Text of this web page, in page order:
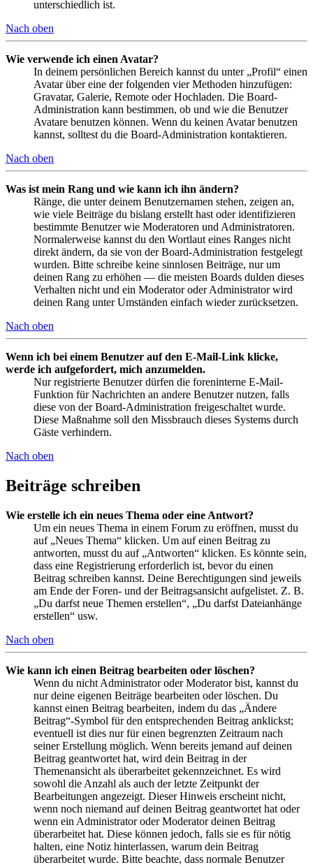
unterschiedlich ist.
Nach oben
Wie verwende ich einen Avatar?
In deinem persönlichen Bereich kannst du unter „Profil“ einen
Avatar über eine der folgenden vier Methoden hinzufügen:
Gravatar, Galerie, Remote oder Hochladen. Die Board-
Administration kann bestimmen, ob und wie die Benutzer
Avatare benutzen können. Wenn du keinen Avatar benutzen
kannst, solltest du die Board-Administration kontaktieren.
Nach oben
Was ist mein Rang und wie kann ich ihn ändern?
Ränge, die unter deinem Benutzernamen stehen, zeigen an,
wie viele Beiträge du bislang erstellt hast oder identifizieren
bestimmte Benutzer wie Moderatoren und Administratoren.
Normalerweise kannst du den Wortlaut eines Ranges nicht
direkt ändern, da sie von der Board-Administration festgelegt
wurden. Bitte schreibe keine sinnlosen Beiträge, nur um
deinen Rang zu erhöhen — die meisten Boards dulden dieses
Verhalten nicht und ein Moderator oder Administrator wird
deinen Rang unter Umständen einfach wieder zurücksetzen.
Nach oben
Wenn ich bei einem Benutzer auf den E-Mail-Link klicke,
werde ich aufgefordert, mich anzumelden.
Nur registrierte Benutzer dürfen die foreninterne E-Mail-
Funktion für Nachrichten an andere Benutzer nutzen, falls
diese von der Board-Administration freigeschaltet wurde.
Diese Maßnahme soll den Missbrauch dieses Systems durch
Gäste verhindern.
Nach oben
Beiträge schreiben
Wie erstelle ich ein neues Thema oder eine Antwort?
Um ein neues Thema in einem Forum zu eröffnen, musst du
auf „Neues Thema“ klicken. Um auf einen Beitrag zu
antworten, musst du auf „Antworten“ klicken. Es könnte sein,
dass eine Registrierung erforderlich ist, bevor du einen
Beitrag schreiben kannst. Deine Berechtigungen sind jeweils
am Ende der Foren- und der Beitragsansicht aufgelistet. Z. B.
„Du darfst neue Themen erstellen“, „Du darfst Dateianhänge
erstellen“ usw.
Nach oben
Wie kann ich einen Beitrag bearbeiten oder löschen?
Wenn du nicht Administrator oder Moderator bist, kannst du
nur deine eigenen Beiträge bearbeiten oder löschen. Du
kannst einen Beitrag bearbeiten, indem du das „Ändere
Beitrag“-Symbol für den entsprechenden Beitrag anklickst;
eventuell ist dies nur für einen begrenzten Zeitraum nach
seiner Erstellung möglich. Wenn bereits jemand auf deinen
Beitrag geantwortet hat, wird dein Beitrag in der
Themenansicht als überarbeitet gekennzeichnet. Es wird
sowohl die Anzahl als auch der letzte Zeitpunkt der
Bearbeitungen angezeigt. Dieser Hinweis erscheint nicht,
wenn noch niemand auf deinen Beitrag geantwortet hat oder
wenn ein Administrator oder Moderator deinen Beitrag
überarbeitet hat. Diese können jedoch, falls sie es für nötig
halten, eine Notiz hinterlassen, warum dein Beitrag
überarbeitet wurde. Bitte beachte, dass normale Benutzer